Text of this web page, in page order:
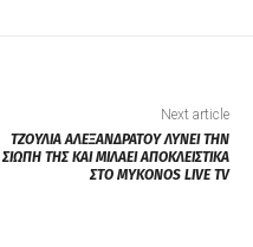
Next article
ΤΖΟΥΛΙΑ ΑΛΕΞΑΝΔΡΑΤΟΥ ΛΥΝΕΙ ΤΗΝ
ΣΙΩΠΗ ΤΗΣ ΚΑΙ ΜΙΛΑΕΙ ΑΠΟΚΛΕΙΣΤΙΚΑ
ΣΤΟ MYKONOS LIVE TV